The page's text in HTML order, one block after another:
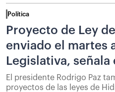
Política
Proyecto de Ley
enviado el martes
Legislativa,
El presidente Rodrigo Paz
proyectos de las leyes de